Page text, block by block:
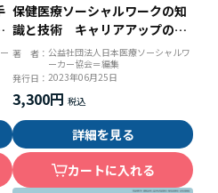
保健医療ソーシャルワークの知
識と技術 キャリアアップのた
めの実践力の構築
著 者： 公益社団法人日本医療ソーシャルワ
ーカー協会＝編集
発行日： 2023年06月25日
3,300円
詳細を見る
カートに入れる